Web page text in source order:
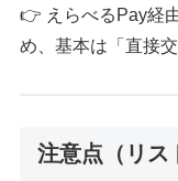
👉 えらべるPay経
め、基本は「直接
注意点（リス